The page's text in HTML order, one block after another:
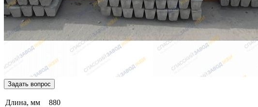
Задать вопрос
Длина, мм 880